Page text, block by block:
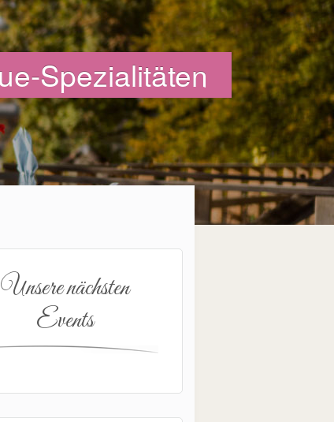
Spezialitäten
Unsere nächsten
Events